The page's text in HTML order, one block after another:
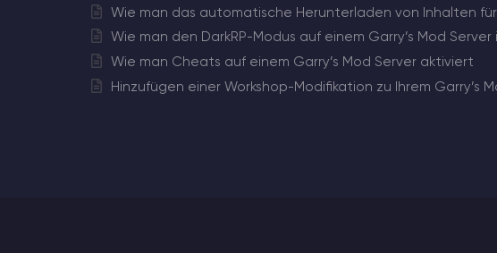
Wie man das automatische Herunterladen von Inhalten
Wie man den DarkRP-Modus auf einem Garry’s Mod
Wie man Cheats auf einem Garry’s Mod Server aktiviert
Hinzufügen einer Workshop-Modifikation zu Ihrem Garry’s